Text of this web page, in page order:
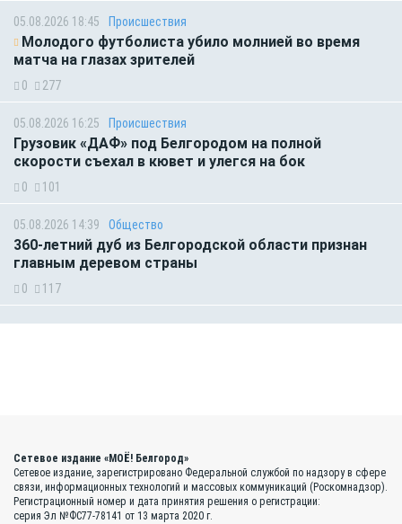
05.08.2026 18:45 Происшествия
Молодого футболиста убило молнией во время
матча на глазах зрителей
0 277
05.08.2026 16:25 Происшествия
Грузовик «ДАФ» под Белгородом на полной
скорости съехал в кювет и улегся на бок
0 101
05.08.2026 14:39 Общество
360-летний дуб из Белгородской области признан
главным деревом страны
0 117
Сетевое издание «МОЁ! Белгород»
Сетевое издание, зарегистрировано Федеральной службой по надзору в сфере
связи, информационных технологий и массовых коммуникаций (Роскомнадзор).
Регистрационный номер и дата принятия решения о регистрации:
серия Эл №ФС77-78141 от 13 марта 2020 г.